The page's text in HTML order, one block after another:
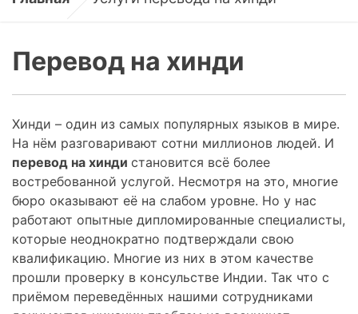
Перевод на хинди
Хинди – один из самых популярных языков в мире.
На нём разговаривают сотни миллионов людей. И
перевод на хинди становится всё более
востребованной услугой. Несмотря на это, многие
бюро оказывают её на слабом уровне. Но у нас
работают опытные дипломированные специалисты,
которые неоднократно подтверждали свою
квалификацию. Многие из них в этом качестве
прошли проверку в консульстве Индии. Так что с
приёмом переведённых нашими сотрудниками